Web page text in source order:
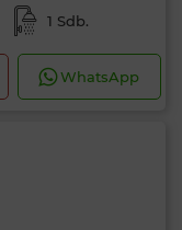
1 Sdb.
WhatsApp